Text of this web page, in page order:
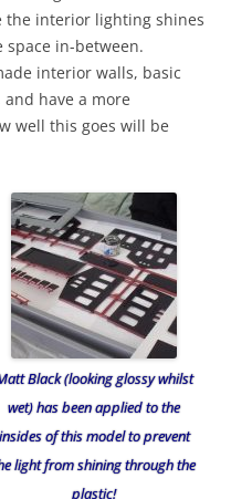
the interior lighting shines
in-between.
interior walls, basic
have a more
well this goes will be
Black (looking glossy whilst
wet) has been applied to the
insides of this model to prevent
light from shining through the
plastic!